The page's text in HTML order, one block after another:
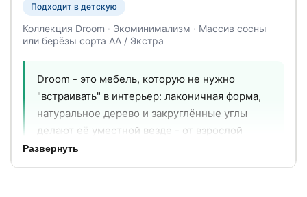
Подходит в детскую
Коллекция Droom · Экоминимализм · Массив сосны
или берёзы сорта АА / Экстра
Droom - это мебель, которую не нужно
"встраивать" в интерьер: лаконичная форма,
натуральное дерево и закруглённые углы
делают её уместной везде - от взрослой
спальни до детской комнаты. Никаких
красителей в ящиках, никаких лишних
Развернуть